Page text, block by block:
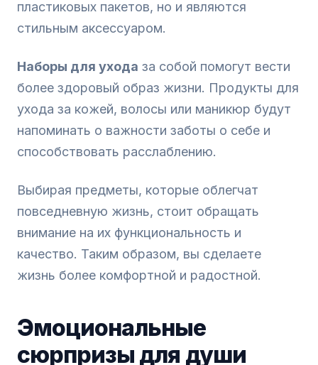
пластиковых пакетов, но и являются
стильным аксессуаром.
Наборы для ухода за собой помогут вести
более здоровый образ жизни. Продукты для
ухода за кожей, волосы или маникюр будут
напоминать о важности заботы о себе и
способствовать расслаблению.
Выбирая предметы, которые облегчат
повседневную жизнь, стоит обращать
внимание на их функциональность и
качество. Таким образом, вы сделаете
жизнь более комфортной и радостной.
Эмоциональные
сюрпризы для души